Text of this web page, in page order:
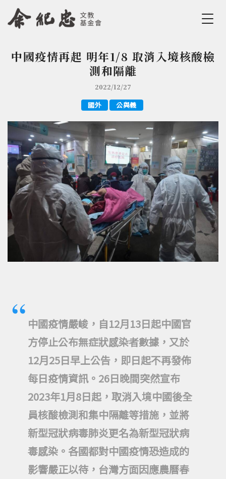
Jump to Navigation
Jump to Main content
您在這裡
中國疫情再起 明年1/8 取消入境核酸檢
測和隔離
2022/12/27
國外 公與義
中國疫情嚴峻，自12月13日起中國官
方停止公布無症狀感染者數據，又於
12月25日早上公告，即日起不再發佈
每日疫情資訊。26日晚間突然宣布
2023年1月8日起，取消入境中國後全
員核酸檢測和集中隔離等措施，並將
新型冠狀病毒肺炎更名為新型冠狀病
毒感染。各國都對中國疫情恐造成的
影響嚴正以待，台灣方面因應農曆春